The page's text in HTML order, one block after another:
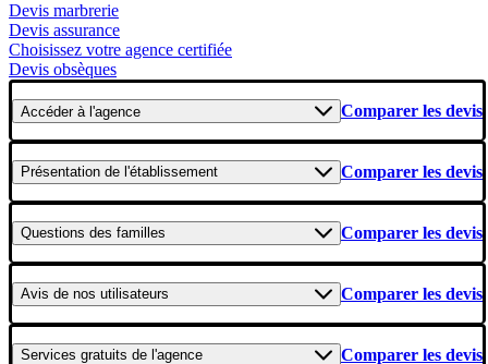
Devis marbrerie
Devis assurance
Choisissez votre agence certifiée
Devis obsèques
Accéderà l'agence Comparer les devis
Présentation de l'établissement Comparer les devis
Questions des familles Comparer les devis
Avis de nos utilisateurs Comparer les devis
Services gratuits de l'agence Comparer les devis